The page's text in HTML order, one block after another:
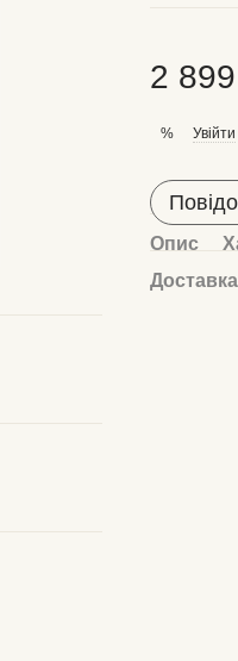
2
% Увійти
Опис
Доставка